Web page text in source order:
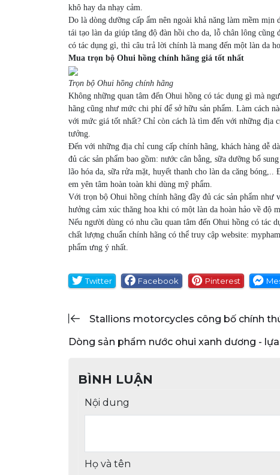
khô hay da nhạy cảm.
Do là dòng dưỡng cấp ẩm nên ngoài khả năng làm mềm
tái tạo làn da giúp tăng độ đàn hồi cho da, lỗ chân lông
có tác dụng gì, thì câu trả lời chính là mang đến một làn da
Mua trọn bộ Ohui hồng chính hãng giá tốt nhất
Trọn bộ Ohui hồng chính hãng
Không những quan tâm đến Ohui hồng có tác dụng gì mà
hãng cũng như mức chi phí để sở hữu sản phẩm. Làm cách
với mức giá tốt nhất? Chỉ còn cách là tìm đến với những
tưởng.
Đến với những địa chỉ cung cấp chính hãng, khách hàng dễ
đủ các sản phẩm bao gồm: nước cân bằng, sữa dưỡng bổ
lão hóa da, sữa rửa mặt, huyết thanh cho làn da căng
em yên tâm hoàn toàn khi dùng mỹ phẩm.
Với trọn bộ Ohui hồng chính hãng đầy đủ các sản phẩm
hưởng cảm xúc thăng hoa khi có một làn da hoàn hảo về độ
Nếu người dùng có nhu cầu quan tâm đến Ohui hồng có tác
chất lượng chuẩn chính hãng có thể truy cập website:
phẩm ưng ý nhất.
Twitter Facebook Pinterest
stallions motorcycles công bố chính
dòng sản phẩm nước ohui xanh dương -
BÌNH LUẬN
Nội dung
Họ và tên